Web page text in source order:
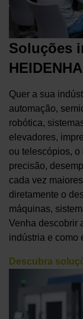
Soluções
Quer a sua
automação,
robótica,
elevadores,
ou telescópios,
precisão,
cada vez
diretamente o
máquinas,
Venha descobrir
indústria e como
Descubra